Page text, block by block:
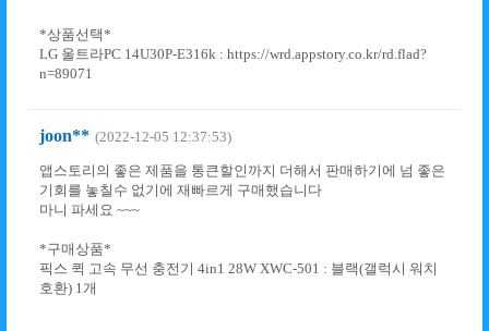
*상품선택*
LG 울트라PC 14U30P-E316k : https://wrd.appstory.co.kr/rd.flad?
n=89071
joon** (2022-12-05 12:37:53)
앱스토리의 좋은 제품을 통큰할인까지 더해서 판매하기에 넘 좋은
기회를 놓칠수 없기에 재빠르게 구매했습니다
마니 파세요 ~~~
*구매상품*
픽스 퀵 고속 무선 충전기 4in1 28W XWC-501 : 블랙(갤럭시 워치
호환) 1개